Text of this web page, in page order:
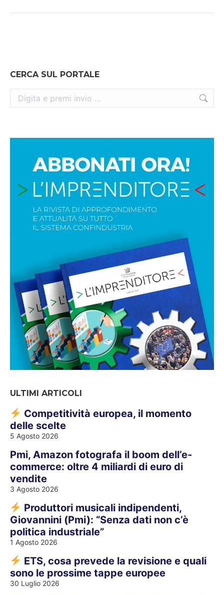
CERCA SUL PORTALE
Cerca:
ULTIMI ARTICOLI
Competitività europea, il momento
delle scelte
5 Agosto 2026
Pmi, Amazon fotografa il boom dell’e-
commerce: oltre 4 miliardi di euro di
vendite
3 Agosto 2026
Produttori musicali indipendenti,
Giovannini (Pmi): “Senza dati non c’è
politica industriale”
1 Agosto 2026
ETS, cosa prevede la revisione e quali
sono le prossime tappe europee
30 Luglio 2026